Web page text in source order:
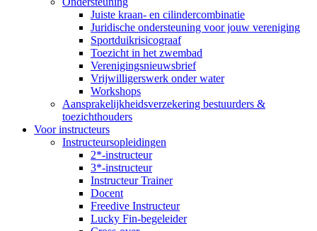
Juiste kraan- en cilindercombinatie
Juridische ondersteuning voor jouw vereniging
Sportduikrisicograaf
Toezicht in het zwembad
Verenigingsnieuwsbrief
Vrijwilligerswerk onder water
Workshops
Aansprakelijkheidsverzekering bestuurders &
toezichthouders
Voor instructeurs
Instructeursopleidingen
2*-instructeur
3*-instructeur
Instructeur Trainer
Docent
Freedive Instructeur
Lucky Fin-begeleider